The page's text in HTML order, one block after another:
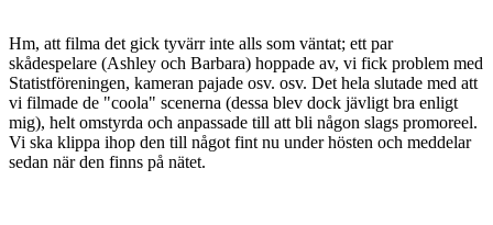
Hm, att filma det gick tyvärr inte alls som väntat; ett par
skådespelare (Ashley och Barbara) hoppade av, vi fick problem med
Statistföreningen, kameran pajade osv. osv. Det hela slutade med att
vi filmade de "coola" scenerna (dessa blev dock jävligt bra enligt
mig), helt omstyrda och anpassade till att bli någon slags promoreel.
Vi ska klippa ihop den till något fint nu under hösten och meddelar
sedan när den finns på nätet.